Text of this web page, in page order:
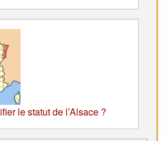
le statut de l’Alsace ?